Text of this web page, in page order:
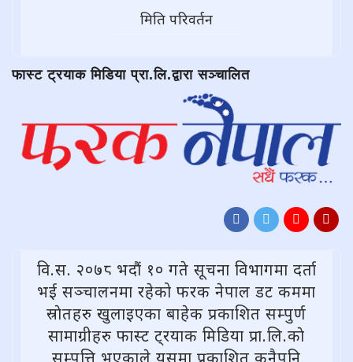
मिति परिवर्तन
फास्ट ट्रयाक मिडिया प्रा.लि.द्वारा सञ्चालित
वि.स. २०७८ भदौं १० गते सूचना विभागमा दर्ता
भई सञ्चालनमा रहेको फरक नेपाल डट कममा
स्राेतहरु खुलाइएका बाहेक प्रकाशित सम्पुर्ण
सामाग्रीहरु फास्ट ट्रयाक मिडिया प्रा.लि.काे
सम्पत्ति भएकाले यसमा प्रकाशित कुनैपनि